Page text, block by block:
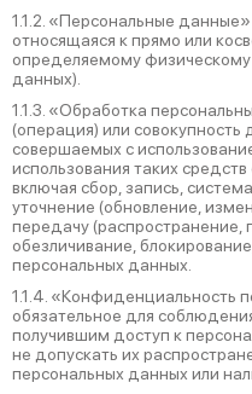
1.1.2. «Персональные
относящаяся к прямо или
определяемому физическому
данных).
1.1.3. «Обработка
(операция) или совокупность
совершаемых с
использования таких
включая сбор, запись,
уточнение (обновление,
передачу (распространение,
обезличивание,
персональных данных.
1.1.4. «Конфиденциальность
обязательное для
получившим доступ к
не допускать их
персональных данных или